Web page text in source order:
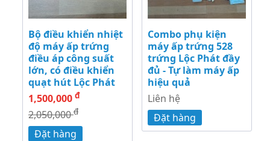
Bộ điều khiển nhiệt
độ máy ấp trứng
điều áp công suất
lớn, có điều khiển
quạt hút Lộc Phát
1,500,000 đ
2,050,000đ
Đặt hàng
Combo phụ kiện
máy ấp trứng 528
trứng Lộc Phát đầy
đủ - Tự làm máy ấp
hiệu quả
Liên hệ
Đặt hàng